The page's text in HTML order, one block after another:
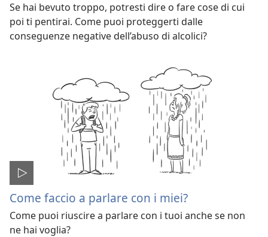
Se hai bevuto troppo, potresti dire o fare cose di cui
poi ti pentirai. Come puoi proteggerti dalle
conseguenze negative dell’abuso di alcolici?
Come faccio a parlare con i miei?
Come puoi riuscire a parlare con i tuoi anche se non
ne hai voglia?